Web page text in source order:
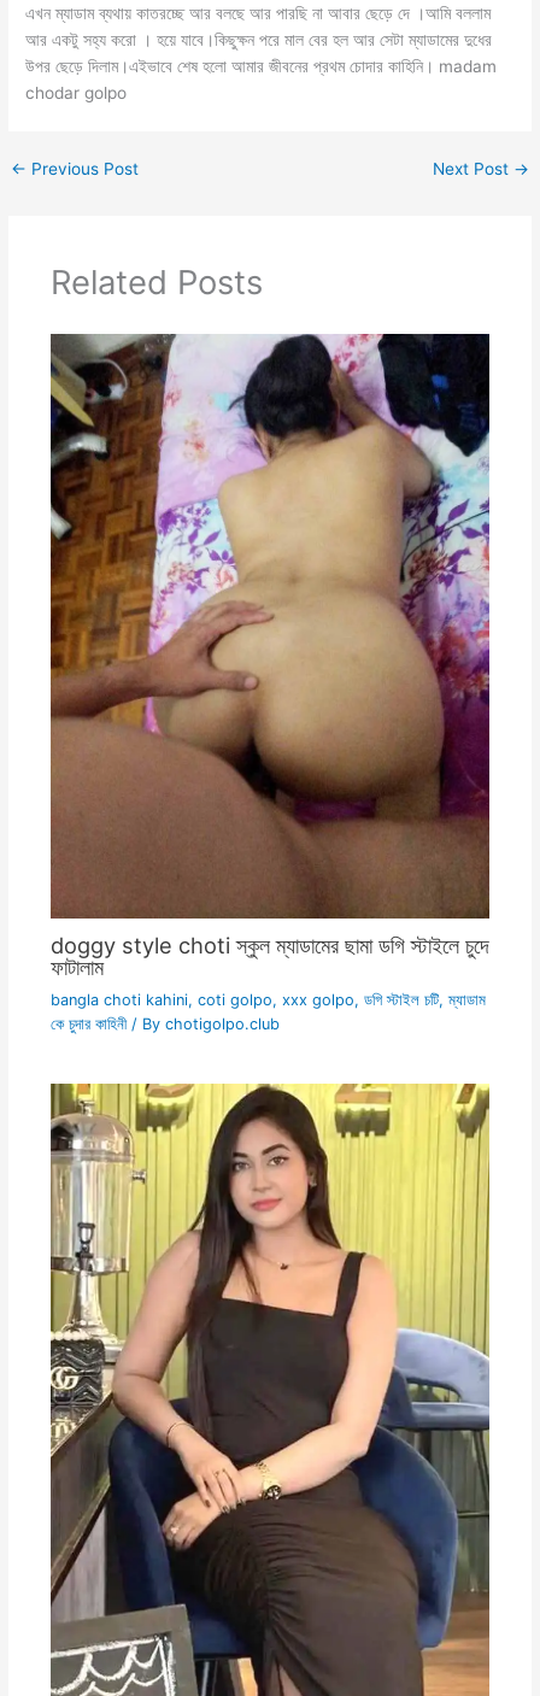
এখন ম্যাডাম ব্যথায় কাতরচ্ছে আর বলছে আর পারছি না আবার ছেড়ে দে ।আমি বললাম
আর একটু সহ্য করো । হয়ে যাবে।কিছুক্ষন পরে মাল বের হল আর সেটা ম্যাডামের দুধের
উপর ছেড়ে দিলাম।এইভাবে শেষ হলো আমার জীবনের প্রথম চোদার কাহিনি। madam
chodar golpo
← Previous Post Next Post →
Related Posts
doggy style choti স্কুল ম্যাডামের ছামা ডগি স্টাইলে চুদে
ফাটালাম
bangla choti kahini, coti golpo, xxx golpo, ডগি স্টাইল চটি,ম্যাডাম
কে চুদার কাহিনী/ By chotigolpo.club